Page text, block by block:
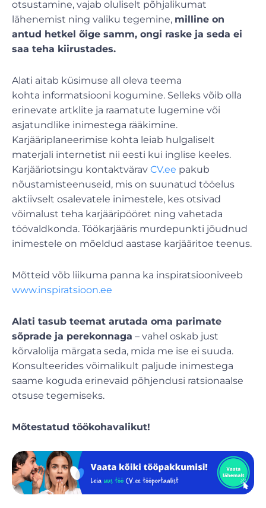
otsustamine, vajab oluliselt põhjalikumat
lähenemist ning valiku tegemine, milline on
antud hetkel õige samm, ongi raske ja seda ei
saa teha kiirustades.
Alati aitab küsimuse all oleva teema
kohta informatsiooni kogumine. Selleks võib olla
erinevate artklite ja raamatute lugemine või
asjatundlike inimestega rääkimine.
Karjääriplaneerimise kohta leiab hulgaliselt
materjali internetist nii eesti kui inglise keeles.
Karjääriotsingu kontaktvärav CV.ee pakub
nõustamisteenuseid, mis on suunatud tööelus
aktiivselt osalevatele inimestele, kes otsivad
võimalust teha karjääripööret ning vahetada
töövaldkonda. Töökarjääris murdepunkti jõudnud
inimestele on mõeldud aastase karjääritoe teenus.
Mõtteid võb liikuma panna ka inspiratsiooniveeb
www.inspiratsioon.ee
Alati tasub teemat arutada oma parimate
sõprade ja perekonnaga – vahel oskab just
kõrvalolija märgata seda, mida me ise ei suuda.
Konsulteerides võimalikult paljude inimestega
saame koguda erinevaid põhjendusi ratsionaalse
otsuse tegemiseks.
Mõtestatud töökohavalikut!